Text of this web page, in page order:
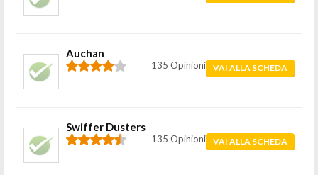
Auchan
135 Opinioni VAI ALLA SCHEDA
Swiffer Dusters
135 Opinioni VAI ALLA SCHEDA